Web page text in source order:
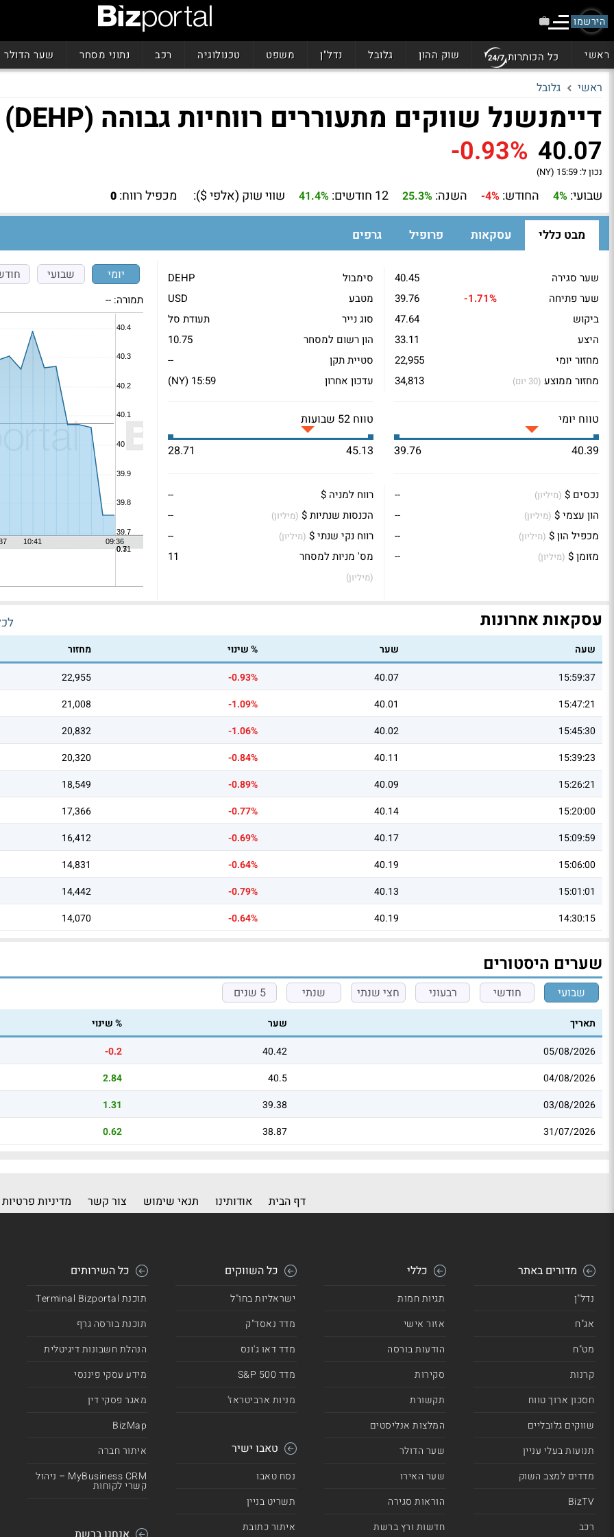
הירשמו
ראשי כל הכותרות שוק ההון גלובל נדל"ן משפט טכנולוגיה רכב נתוני מסחר שער הדולר
ראשי גלובל
דיימנשנל שווקים מתעוררים רווחיות גבוהה (DEHP)
40.07
-0.93%
נכון ל: 15:59 (NY)
שבועי: 4% החודש: -4% השנה: 25.3% 12 חודשים: 41.4% שווי שוק (אלפי $): מכפיל רווח: 0
מבט כללי עסקאות פרופיל גרפים
שער סגירה
40.45
שער פתיחה
-1.71%
39.76
ביקוש
47.64
היצע
33.11
מחזור יומי
22,955
מחזור ממוצע (30 יום) 34,813
סימבול
DEHP
מטבע
USD
סוג נייר
תעודת סל
הון רשום למסחר
10.75
סטיית תקן
--
עדכון אחרון
15:59 (NY)
טווח יומי
40.39
39.76
טווח 52 שבועות
45.13
28.71
נכסים $ (מיליון)
--
הון עצמי $ (מיליון)
--
מכפיל הון $ (מיליון)
--
מזומן $ (מיליון) --
רווח למניה $
--
הכנסות שנתיות $ (מיליון)
--
רווח נקי שנתי $ (מיליון)
--
מס' מניות למסחר
(מיליון)
11
יומי שבועי
תמורה: --
עסקאות אחרונות
שעה שער % שינוי
מחזור
15:59:37
40.07
-0.93%
22,955
15:47:21
40.01
-1.09%
21,008
15:45:30
40.02
-1.06%
20,832
15:39:23
40.11
-0.84%
20,320
15:26:21
40.09
-0.89%
18,549
15:20:00
40.14
-0.77%
17,366
15:09:59
40.17
-0.69%
16,412
15:06:00
40.19
-0.64%
14,831
15:01:01
40.13
-0.79%
14,442
14:30:15
40.19
-0.64%
14,070
שערים היסטורים
שבועי חודשי רבעוני חצי שנתי שנתי 5 שנים
תאריך שער
% שינוי
05/08/2026
40.42
-0.2
04/08/2026
40.5
2.84
03/08/2026
39.38
1.31
31/07/2026
38.87
0.62
דף הבית אודותינו תנאי שימוש צור קשר מדיניות פרטיות
מדורים באתר
נדל"ן
אג"ח
מט"ח
קרנות
חסכון ארוך טווח
שווקים גלובליים
תנועות בעלי עניין
מדדים למצב השוק
BizTV
רכב
כללי
תגיות חמות
אזור אישי
הודעות בורסה
סקירות
תקשורת
המלצות אנליסטים
שער הדולר
שער האירו
הוראות סגירה
חדשות ורץ ברשת
כל השווקים
ישראליות בחו"ל
מדד נאסד"ק
מדד דאו ג'ונס
מדד 500 S&P
מניות ארביטראז'
טאבו ישיר
נסח טאבו
תשריט בניין
איתור כתובת
כל השירותים
תוכנת Terminal Bizportal
תוכנת בורסה גרף
הנהלת חשבונות דיגיטלית
מידע עסקי פיננסי
מאגר פסקי דין
BizMap
איתור חברה
MyBusiness CRM – ניהול
קשרי לקוחות